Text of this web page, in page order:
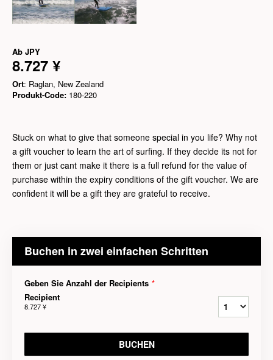
Ab JPY
8.727 ¥
Ort: Raglan, New Zealand
Produkt-Code: 180-220
Stuck on what to give that someone special in you life? Why not
a gift voucher to learn the art of surfing. If they decide its not for
them or just cant make it there is a full refund for the value of
purchase within the expiry conditions of the gift voucher. We are
confident it will be a gift they are grateful to receive.
Buchen in zwei einfachen Schritten
Geben Sie Anzahl der Recipients *
Recipient
8.727 ¥
BUCHEN